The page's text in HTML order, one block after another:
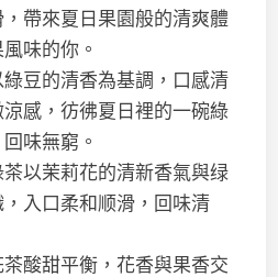
帶來夏日果園般的清爽體
味的你。
豆的清香為基調，口感清
感，彷彿夏日裡的一碗綠
味無窮。
茶以茉莉花的清新香氣與绿
入口柔和顺滑，回味清
茶酸甜平衡，花香與果香交